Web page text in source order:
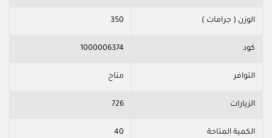
الوزن ( جرامات ) 350
كود 1000006374
التوافر متاح
الزيارات 726
الكمية المتاحة 40